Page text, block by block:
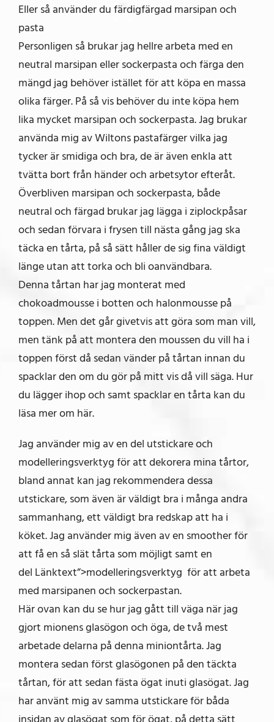
Eller så använder du färdigfärgad marsipan och
pasta
Personligen så brukar jag hellre arbeta med en
neutral marsipan eller sockerpasta och färga den
mängd jag behöver istället för att köpa en massa
olika färger. På så vis behöver du inte köpa hem
lika mycket marsipan och sockerpasta. Jag brukar
använda mig av Wiltons pastafärger vilka jag
tycker är smidiga och bra, de är även enkla att
tvätta bort från händer och arbetsytor efteråt.
Överbliven marsipan och sockerpasta, både
neutral och färgad brukar jag lägga i ziplockpåsar
och sedan förvara i frysen till nästa gång jag ska
täcka en tårta, på så sätt håller de sig fina väldigt
länge utan att torka och bli oanvändbara.
Denna tårtan har jag monterat med
chokoadmousse i botten och halonmousse på
toppen. Men det går givetvis att göra som man vill,
men tänk på att montera den moussen du vill ha i
toppen först då sedan vänder på tårtan innan du
spacklar den om du gör på mitt vis då vill säga. Hur
du lägger ihop och samt spacklar en tårta kan du
läsa mer om här.
Jag använder mig av en del utstickare och
modelleringsverktyg för att dekorera mina tårtor,
bland annat kan jag rekommendera dessa
utstickare, som även är väldigt bra i många andra
sammanhang, ett väldigt bra redskap att ha i
köket. Jag använder mig även av en smoother för
att få en så slät tårta som möjligt samt en
del Länktext”>modelleringsverktyg för att arbeta
med marsipanen och sockerpastan.
Här ovan kan du se hur jag gått till väga när jag
gjort mionens glasögon och öga, de två mest
arbetade delarna på denna miniontårta. Jag
montera sedan först glasögonen på den täckta
tårtan, för att sedan fästa ögat inuti glasögat. Jag
har använt mig av samma utstickare för båda